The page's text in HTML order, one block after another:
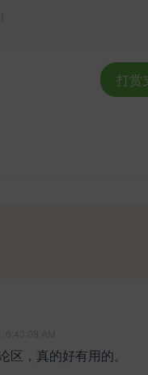
打赏
区，真的好有用的。